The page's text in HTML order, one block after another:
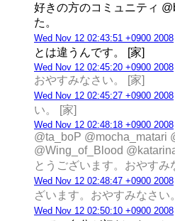
好きの方のコミュニティ
た。
Wed Nov 12 02:43:51 +0900 2008
とは違うんです。 [家]
Wed Nov 12 02:45:20 +0900 2008
おやすみなさい。 [家]
Wed Nov 12 02:45:27 +0900 2008
い。 [家]
Wed Nov 12 02:48:18 +0900 2008
@ta_boP @mocha_matari
@Wing_of_Blood
とうございます。おやすみ
Wed Nov 12 02:48:47 +0900 2008
ざいます。おやすみなさい
Wed Nov 12 02:50:10 +0900 2008